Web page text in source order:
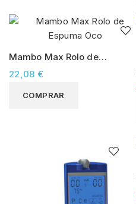
Mambo Max Rolo de
Espuma Oco
22,08 €
COMPRAR